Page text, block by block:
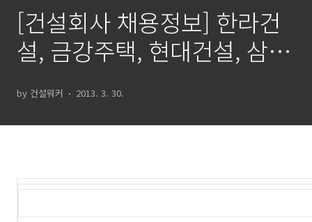
[건설회사 채용정보] 한라건
설, 금강주택, 현대건설, 삼성
by 건설워커 2013. 3. 30.